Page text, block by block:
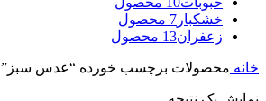
خشکبار 7 محصول
زعفران13 محصول
خانه محصولات برچسب خورده “عدس سبز”